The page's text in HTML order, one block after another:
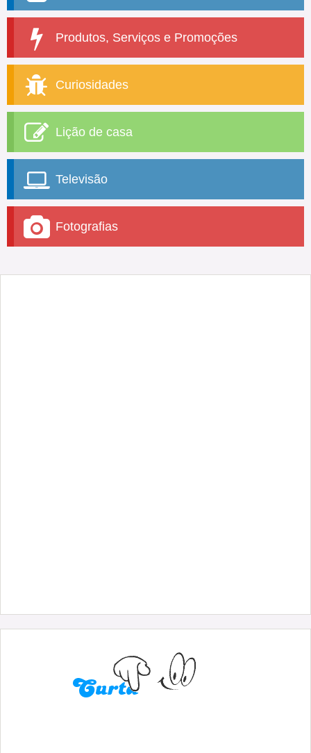
Produtos, Serviços e Promoções
Curiosidades
Lição de casa
Televisão
Fotografias